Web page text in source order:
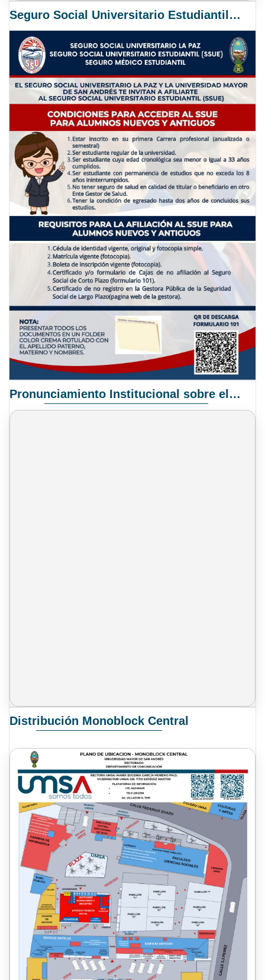
Seguro Social Universitario Estudiantil SSUE
Pronunciamiento Institucional sobre el Proyecto de Ley N° 068/2025-2026 C.S.
Distribución Monoblock Central